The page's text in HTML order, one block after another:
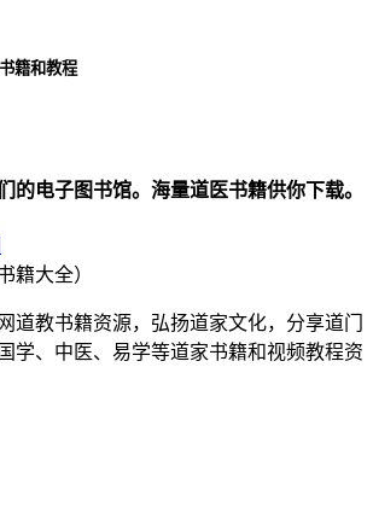
籍和教程
的电子图书馆。海量道医书籍供你下载。
道教书籍资源，弘扬道家文化，分享道门
学、中医、易学等道家书籍和视频教程资